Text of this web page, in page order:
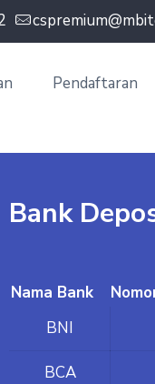
Pendaftaran
Bank
Nama Bank
BNI
BCA